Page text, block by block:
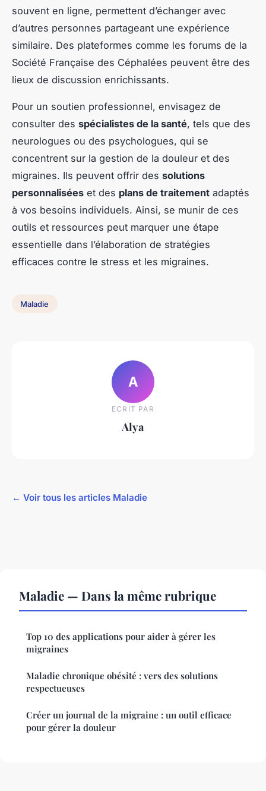
souvent en ligne, permettent d’échanger avec
d’autres personnes partageant une expérience
similaire. Des plateformes comme les forums de la
Société Française des Céphalées peuvent être des
lieux de discussion enrichissants.
Pour un soutien professionnel, envisagez de
consulter des spécialistes de la santé, tels que des
neurologues ou des psychologues, qui se
concentrent sur la gestion de la douleur et des
migraines. Ils peuvent offrir des solutions
personnalisées et des plans de traitement adaptés
à vos besoins individuels. Ainsi, se munir de ces
outils et ressources peut marquer une étape
essentielle dans l’élaboration de stratégies
efficaces contre le stress et les migraines.
Maladie
A
ECRIT PAR
Alya
← Voir tous les articles Maladie
Maladie — Dans la même rubrique
Top 10 des applications pour aider à gérer les
migraines
Maladie chronique obésité : vers des solutions
respectueuses
Créer un journal de la migraine : un outil efficace
pour gérer la douleur